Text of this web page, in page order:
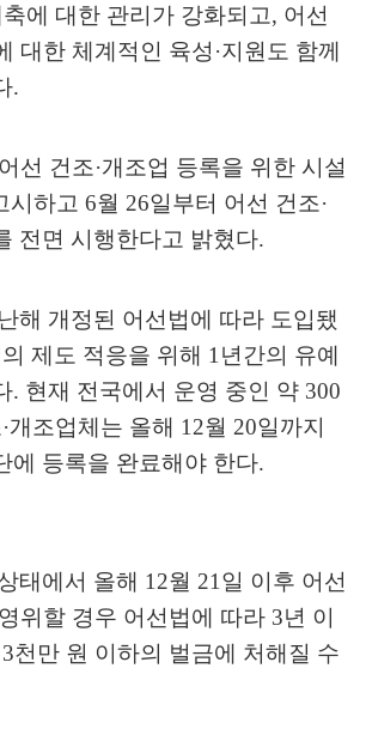
에 대한 관리가 강화되고, 어선
대한 체계적인 육성 ·지원도 함께
.
어선 건조·개조업 등록을 위한 시설
시하고 6월 26일부터 어선 건조·
전면 시행한다고 밝혔다.
해 개정된 어선법에 따라 도입됐
제도 적응을 위해 1 년간의 유예
. 현재 전국에서 운영 중인 약 300
·개조업체는 올해 12월 20일까지
에 등록을 완료해야 한다.
태에서 올해 12월 21 일 이후 어선
위할 경우 어선법에 따라 3년 이
3천만 원 이하의 벌금에 처해질 수